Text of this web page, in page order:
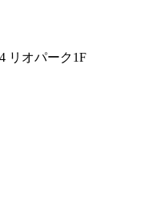
リオパーク1F